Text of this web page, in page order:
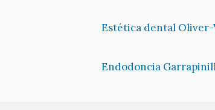
Estética dental
Endodoncia